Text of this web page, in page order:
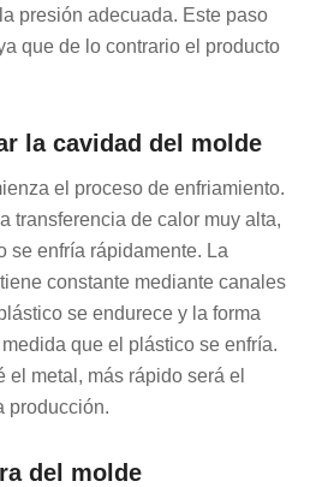
presión adecuada. Este paso
que de lo contrario el producto
la cavidad del molde
el proceso de enfriamiento.
transferencia de calor muy alta,
se enfría rápidamente. La
constante mediante canales
se endurece y la forma
que el plástico se enfría.
el metal, más rápido será el
producción.
del molde